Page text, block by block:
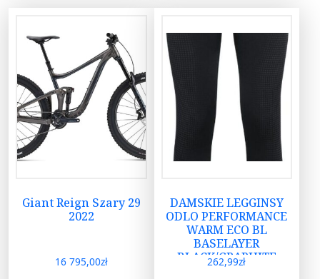
Giant Reign Szary 29
2022
16 795,00zł
DAMSKIE LEGGINSY
ODLO PERFORMANCE
WARM ECO BL
BASELAYER
BLACK/GRAPHITE
GREY
262,99zł